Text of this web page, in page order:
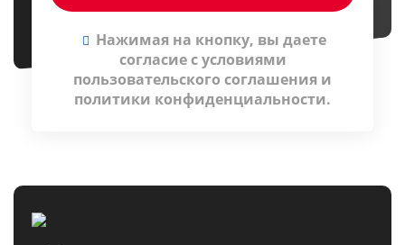
Нажимая на кнопку, вы даете
согласие c условиями
пользовательского соглашения и
политики конфиденциальности.